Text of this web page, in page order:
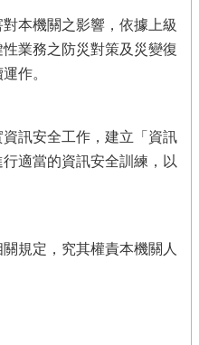
本機關之影響，依據上級
業務之防災對策及災變復
作。
訊安全工作，建立「資訊
適當的資訊安全訓練，以
規定，究其權責本機關人